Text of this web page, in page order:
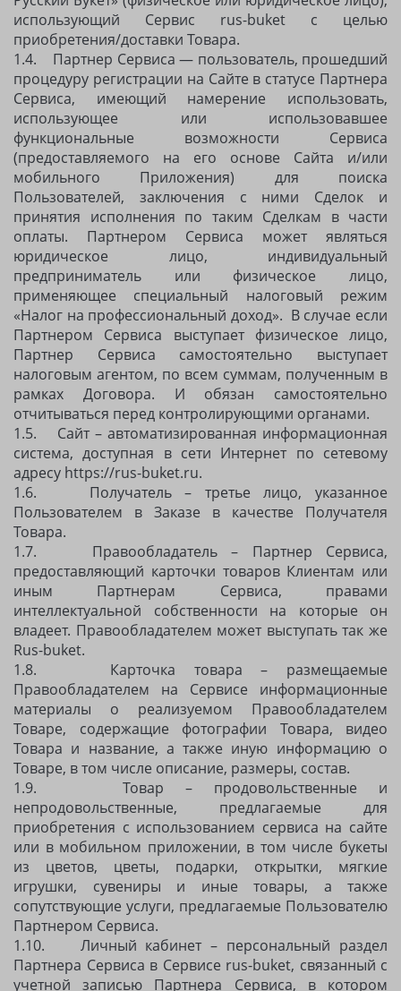
использующий Сервис rus-buket с целью
приобретения/доставки Товара.
1.4. Партнер Сервиса — пользователь, прошедший
процедуру регистрации на Сайте в статусе Партнера
Сервиса, имеющий намерение использовать,
использующее или использовавшее
функциональные возможности Сервиса
(предоставляемого на его основе Сайта и/или
мобильного Приложения) для поиска
Пользователей, заключения с ними Сделок и
принятия исполнения по таким Сделкам в части
оплаты. Партнером Сервиса может являться
юридическое лицо, индивидуальный
предприниматель или физическое лицо,
применяющее специальный налоговый режим
«Налог на профессиональный доход». В случае если
Партнером Сервиса выступает физическое лицо,
Партнер Сервиса самостоятельно выступает
налоговым агентом, по всем суммам, полученным в
рамках Договора. И обязан самостоятельно
отчитываться перед контролирующими органами.
1.5. Сайт – автоматизированная информационная
система, доступная в сети Интернет по сетевому
адресу https://rus-buket.ru.
1.6. Получатель – третье лицо, указанное
Пользователем в Заказе в качестве Получателя
Товара.
1.7. Правообладатель – Партнер Сервиса,
предоставляющий карточки товаров Клиентам или
иным Партнерам Сервиса, правами
интеллектуальной собственности на которые он
владеет. Правообладателем может выступать так же
Rus-buket.
1.8. Карточка товара – размещаемые
Правообладателем на Сервисе информационные
материалы о реализуемом Правообладателем
Товаре, содержащие фотографии Товара, видео
Товара и название, а также иную информацию о
Товаре, в том числе описание, размеры, состав.
1.9. Товар – продовольственные и
непродовольственные, предлагаемые для
приобретения с использованием сервиса на сайте
или в мобильном приложении, в том числе букеты
из цветов, цветы, подарки, открытки, мягкие
игрушки, сувениры и иные товары, а также
сопутствующие услуги, предлагаемые Пользователю
Партнером Сервиса.
1.10. Личный кабинет – персональный раздел
Партнера Сервиса в Сервисе rus-buket, связанный с
учетной записью Партнера Сервиса, в котором